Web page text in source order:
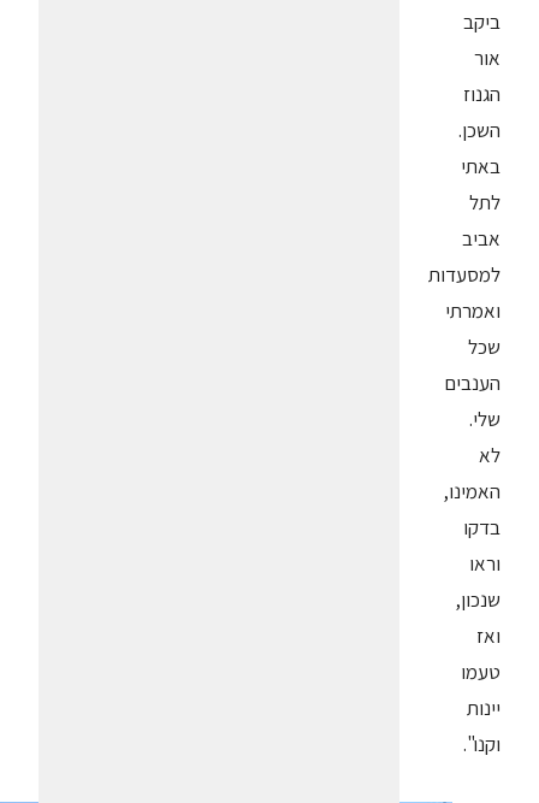
ביקב
אור
הגנוז
השכן.
באתי
לתל
אביב
למסעדות
ואמרתי
שכל
הענבים
שלי.
לא
האמינו,
בדקו
וראו
שנכון,
ואז
טעמו
יינות
וקנו".